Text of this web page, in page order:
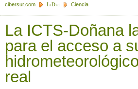
cibersur.com I+D+i Ciencia
La ICTS-Doñana
para el acceso a
real